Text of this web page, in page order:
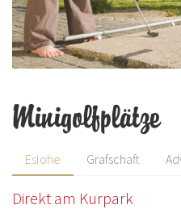
Minigolfplätze
Eslohe Grafschaft
Direkt am Kurpark